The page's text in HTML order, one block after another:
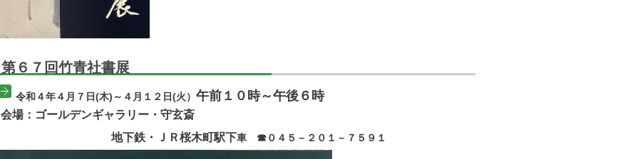
第６７回竹青社書展
令和４年４月７日(木)～４月１２日(火） 午前１０時～午後６時
会場：ゴールデンギャラリー・守玄斎
地下鉄・ＪＲ桜木町駅下車 ☎０４５－２０１－７５９１